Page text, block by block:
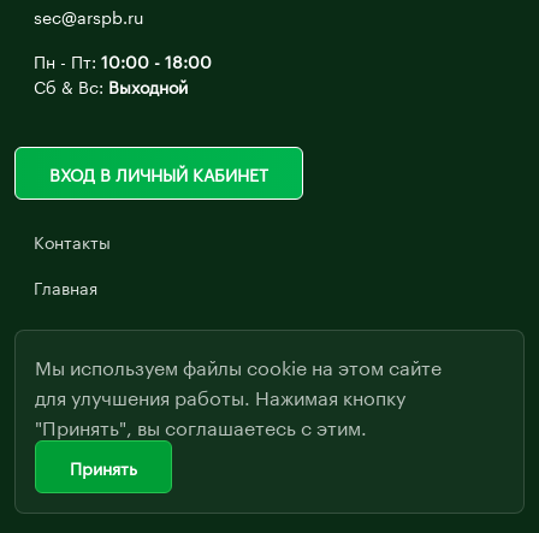
sec@arspb.ru
Пн - Пт: 10:00 - 18:00
Сб & Вс: Выходной
ВХОД В ЛИЧНЫЙ КАБИНЕТ
Контакты
Главная
Мы используем файлы cookie на этом сайте
для улучшения работы. Нажимая кнопку
"Принять", вы соглашаетесь с этим.
Принять